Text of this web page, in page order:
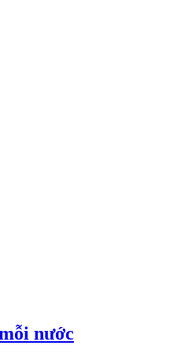
nước